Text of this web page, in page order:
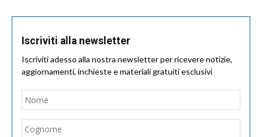
Iscriviti alla newsletter
Iscriviti adesso alla nostra newsletter per ricevere notizie,
aggiornamenti, inchieste e materiali gratuiti esclusivi
Nome